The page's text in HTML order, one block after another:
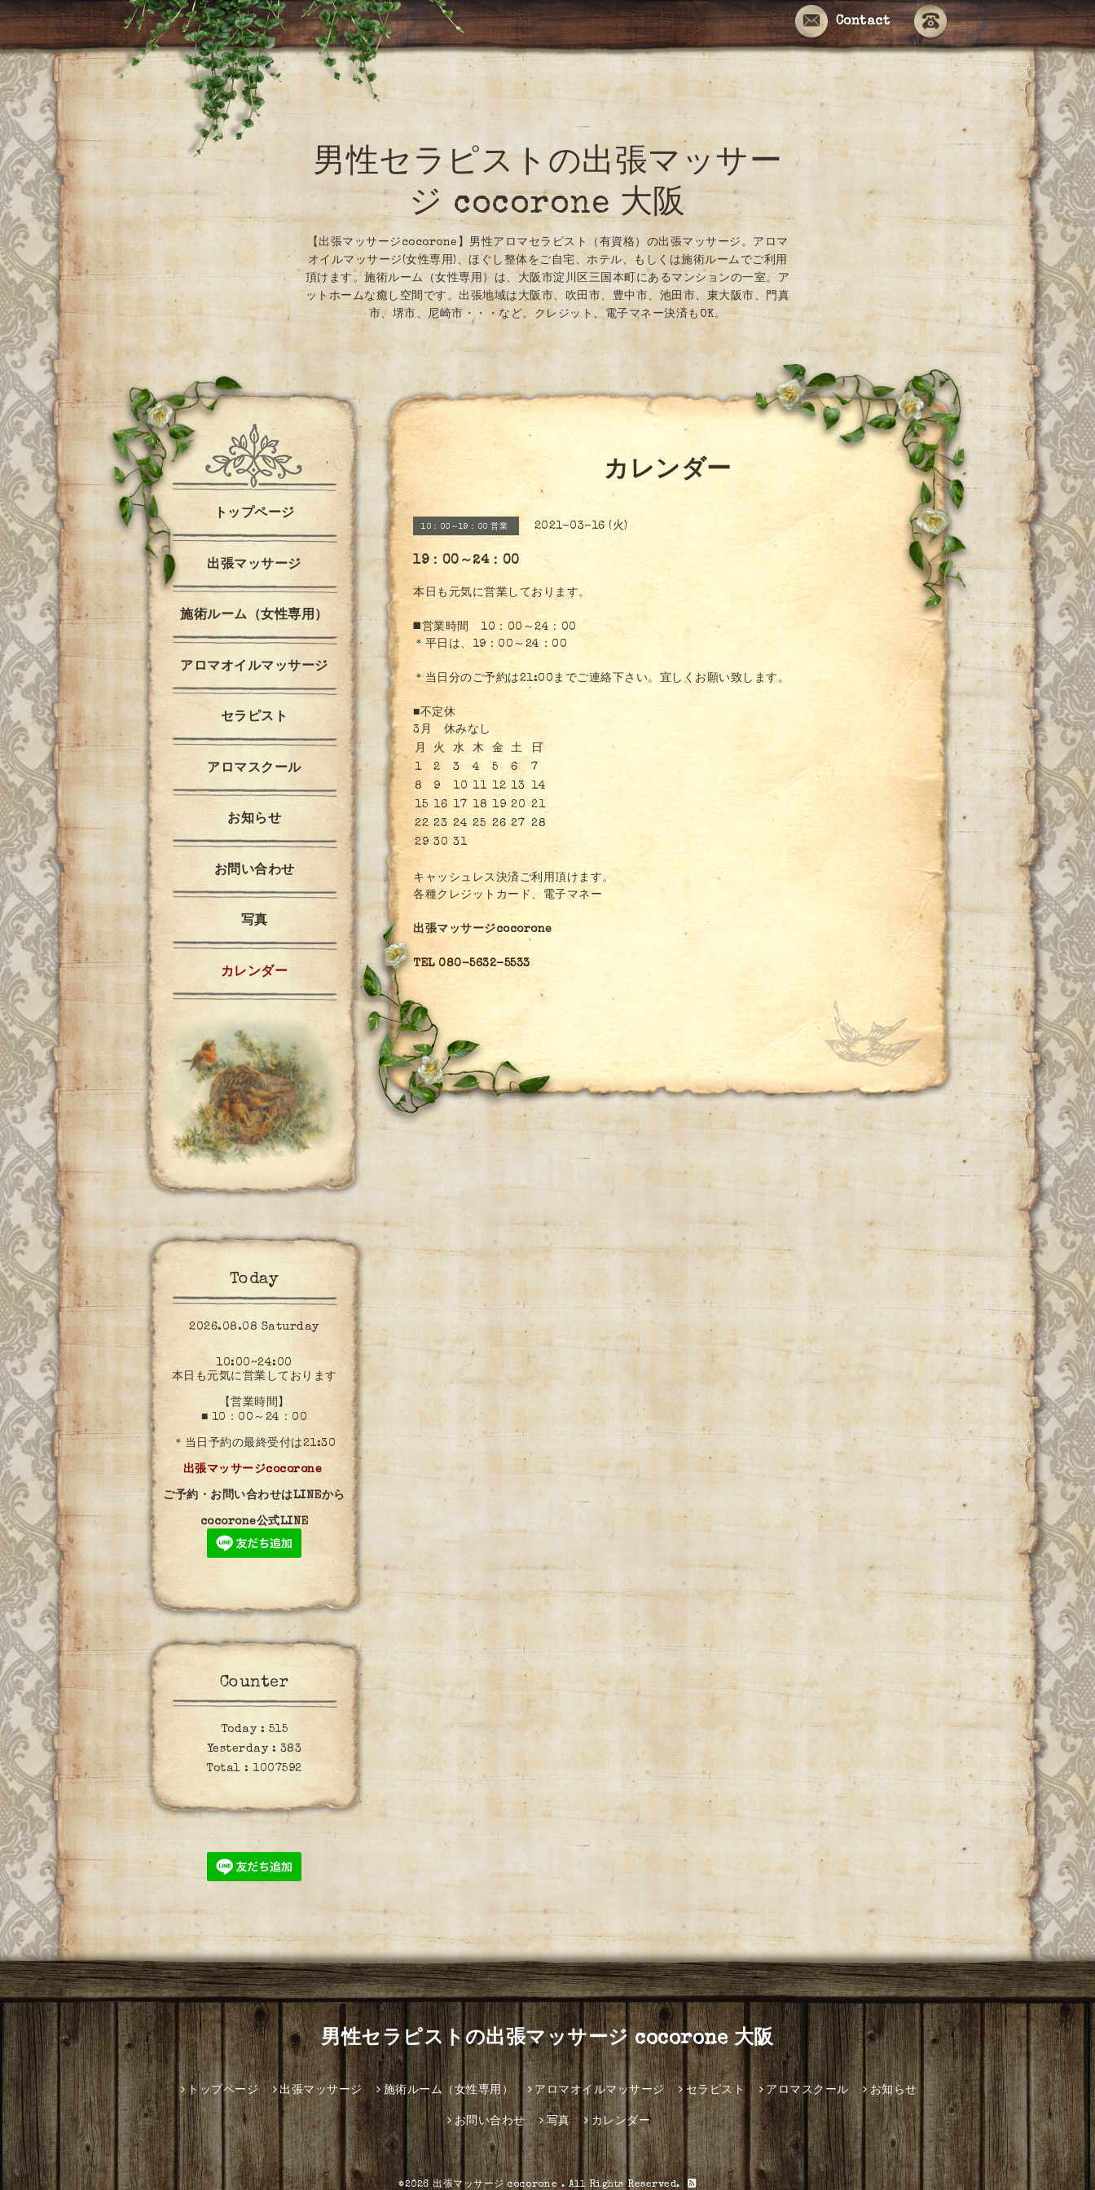
Contact
男性セラピストの出張マッサー
ジ cocorone 大阪
【出張マッサージcocorone】男性アロマセラピスト（有資格）の出張マッサージ。アロマ
オイルマッサージ(女性専用)、ほぐし整体をご自宅、ホテル、もしくは施術ルームでご利用
頂けます。施術ルーム（女性専用）は、大阪市淀川区三国本町にあるマンションの一室。ア
ットホームな癒し空間です。出張地域は大阪市、吹田市、豊中市、池田市、東大阪市、門真
市、堺市、尼崎市・・・など。クレジット、電子マネー決済もOK。
カレンダー
10：00～19：00 営業 2021-03-16 (火)
19：00～24：00
本日も元気に営業しております。
◼️営業時間 10：00～24：00
＊平日は、19：00～24：00
＊当日分のご予約は21:00までご連絡下さい。宜しくお願い致します。
■不定休
3月 休みなし
月
火 水 木 金 土
日
1
2 3 4 5 6
7
8
9 10 11 12 13
14
15 16 17 18 19 20 21
22 23 24 25 26 27
28
29 30 31
キャッシュレス決済ご利用頂けます。
各種クレジットカード、電子マネー
出張マッサージcocorone
TEL 080-5632-5533
トップページ
出張マッサージ
施術ルーム（女性専用）
アロマオイルマッサージ
セラピスト
アロマスクール
お知らせ
お問い合わせ
写真
カレンダー
Today
2026.08.08 Saturday
10:00~24:00
本日も元気に営業しております
【営業時間】
■ 10：00～24：00
＊当日予約の最終受付は21:30
出張マッサージcocorone
ご予約・お問い合わせはLINEから
cocorone公式LINE
Counter
Today : 515
Yesterday : 383
Total :1007592
男性セラピストの出張マッサージ cocorone 大阪
トップページ 出張マッサージ 施術ルーム（女性専用） アロマオイルマッサージ セラピスト アロマスクール お知らせ
お問い合わせ 写真 カレンダー
©2026出張マッサージ cocorone. All Rights Reserved.